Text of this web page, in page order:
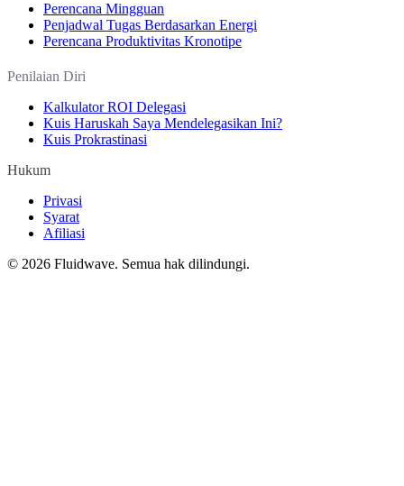
Perencana Mingguan
Penjadwal Tugas Berdasarkan Energi
Perencana Produktivitas Kronotipe
Penilaian Diri
Kalkulator ROI Delegasi
Kuis Haruskah Saya Mendelegasikan Ini?
Kuis Prokrastinasi
Hukum
Privasi
Syarat
Afiliasi
© 2026 Fluidwave. Semua hak dilindungi.